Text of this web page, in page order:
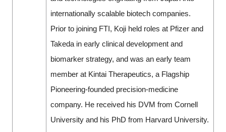
internationally scalable biotech companies.
Prior to joining FTI, Koji held roles at Pfizer and
Takeda in early clinical development and
biomarker strategy, and was an early team
member at Kintai Therapeutics, a Flagship
Pioneering-founded precision-medicine
company. He received his DVM from Cornell
University and his PhD from Harvard University.